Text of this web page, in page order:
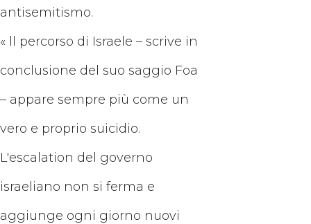
antisemitismo.
« ll percorso di Israele – scrive in
conclusione del suo saggio Foa
– appare sempre più come un
vero e proprio suicidio.
L'escalation del governo
israeliano non si ferma e
aggiunge ogni giorno nuovi